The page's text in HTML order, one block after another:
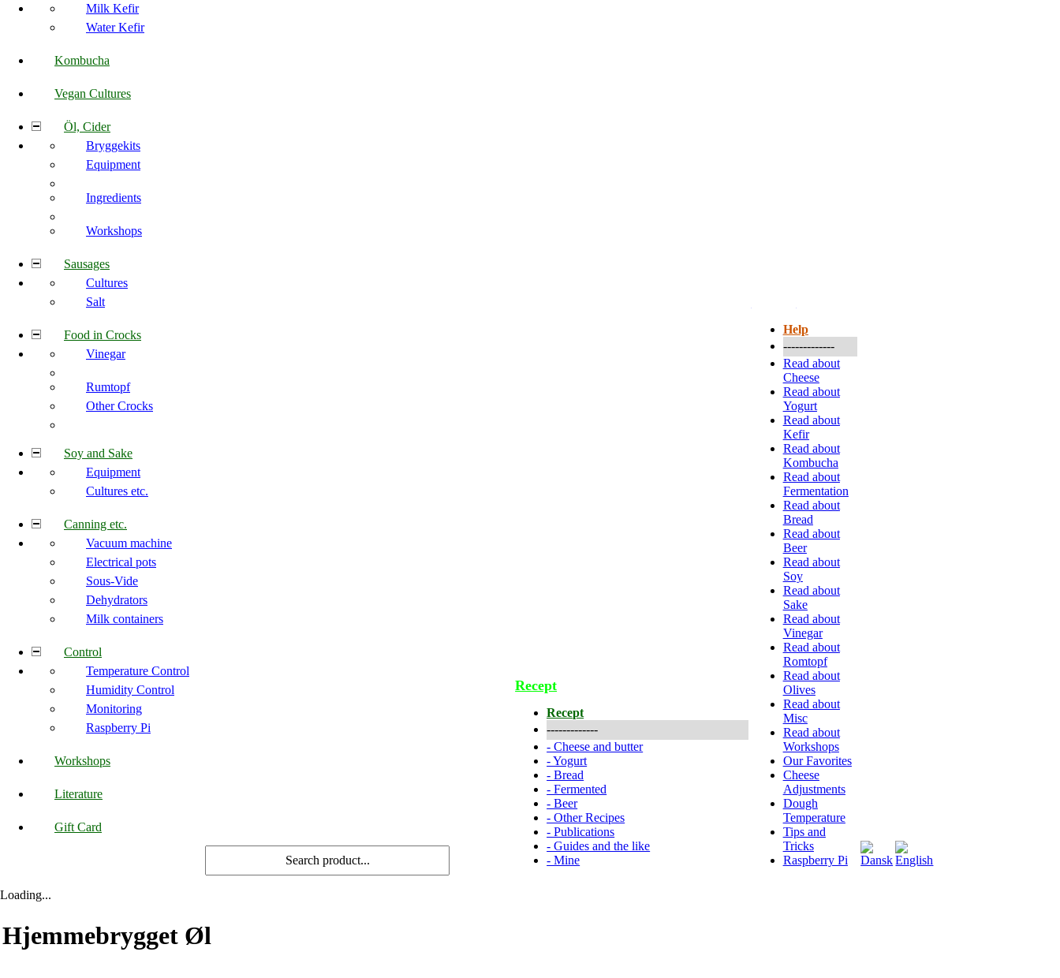
Milk Kefir
Water Kefir
Kombucha
Vegan Cultures
Öl, Cider
Bryggekits
Equipment
Ingredients
Workshops
Sausages
Cultures
Salt
Food in Crocks
Vinegar
Rumtopf
Other Crocks
Soy and Sake
Equipment
Cultures etc.
Canning etc.
Vacuum machine
Electrical pots
Sous-Vide
Dehydrators
Milk containers
Control
Temperature Control
Humidity Control
Monitoring
Raspberry Pi
Workshops
Literature
Gift Card
Recept
Recept
-------------
-Cheese and butter
-Yogurt
-Bread
-Fermented
-Beer
-Other Recipes
-Publications
-Guides and the like
-Mine
Help
-------------
Read about
Cheese
Read about
Yogurt
Read about
Kefir
Read about
Kombucha
Read about
Fermentation
Read about
Bread
Read about
Beer
Read about
Soy
Read about
Sake
Read about
Vinegar
Read about
Romtopf
Read about
Olives
Read about
Misc
Read about
Workshops
Our Favorites
Cheese
Adjustments
Dough
Temperature
Tips and
Tricks
Raspberry Pi
Loading...
Hjemmebrygget Øl